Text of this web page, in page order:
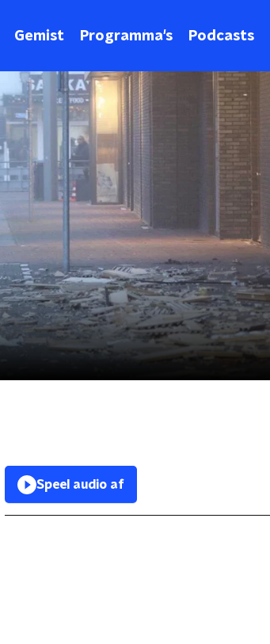
Gemist Programma's Podcasts
Speel audio af